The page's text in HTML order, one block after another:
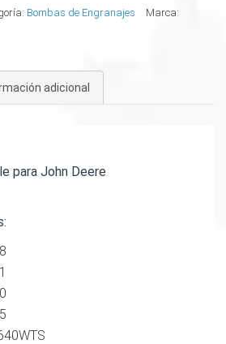
Bombas de Engranajes
Marca:
adicional
para John Deere